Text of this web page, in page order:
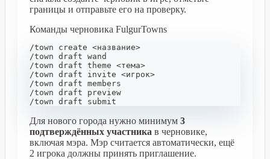
границы и отправьте его на проверку.
Команды черновика FulgurTowns
/town create <название>
/town draft wand
/town draft theme <тема>
/town draft invite <игрок>
/town draft members
/town draft preview
/town draft submit
Для нового города нужно минимум 3
подтверждённых участника в черновике,
включая мэра. Мэр считается автоматически, ещё
2 игрока должны принять приглашение.